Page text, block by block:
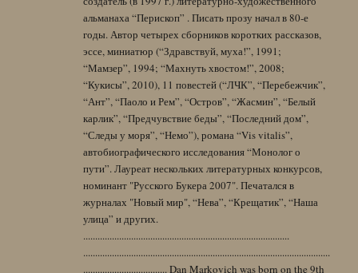
альманаха “Перископ” . Писать прозу начал в 80-е
годы. Автор четырех сборников коротких рассказов,
эссе, миниатюр (“Здравствуй, муха!”, 1991;
“Мамзер”, 1994; “Махнуть хвостом!”, 2008;
“Кукисы”, 2010), 11 повестей (“ЛЧК”, “Перебежчик”,
“Ант”, “Паоло и Рем”, “Остров”, “Жасмин”, “Белый
карлик”, “Предчувствие беды”, “Последний дом”,
“Следы у моря”, “Немо”), романа “Vis vitalis”,
автобиографического исследования “Монолог о
пути”. Лауреат нескольких литературных конкурсов,
номинант "Русского Букера 2007". Печатался в
журналах "Новый мир", “Нева”, “Крещатик”, “Наша
улица” и других.
......................................................................................
.......................................................................................................
................................... Dan Markovich was born on the 9th